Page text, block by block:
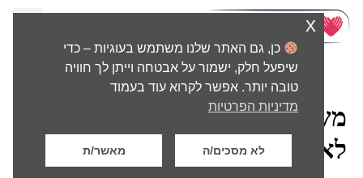
משוב סיכום – מומנטום לאזרחות
כן, גם האתר שלנו משתמש בעוגיות – כדי
שיפעל חלק, ישמור על אבטחה וייתן לך חוויה
טובה יותר. אפשר לקרוא עוד בעמוד
מדיניות הפרטיות
לא מסכים/ה מאשר/ת
x